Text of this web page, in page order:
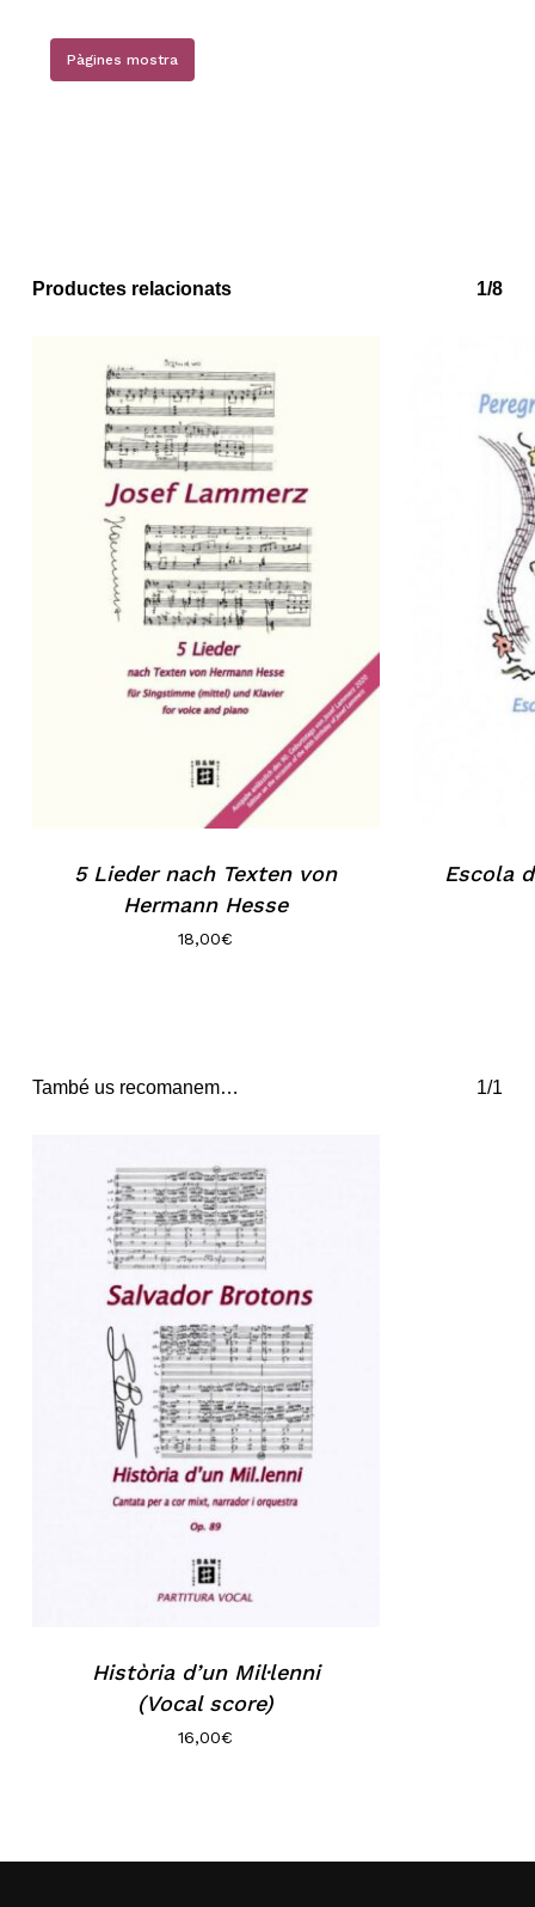
No hi ha productes a la cistella.
Pàgines mostra
Productes relacionats 1/8
5 Lieder nach Texten von
Hermann Hesse
18,00€
Escola
També us recomanem… 1/1
Història d’un Mil·lenni
(Vocal score)
16,00€